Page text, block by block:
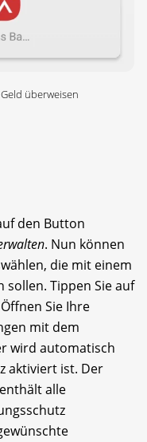
überweisen
den Button
. Nun können
die mit einem
sollen. Tippen Sie auf
Sie Ihre
mit dem
wird automatisch
aktiviert ist. Der
alle